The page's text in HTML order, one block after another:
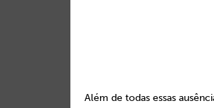
Além de todas essas